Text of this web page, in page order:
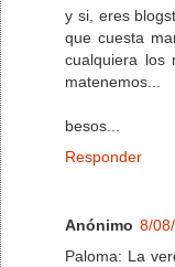
y si, eres
que cuesta
cualquiera los
matenemos...
besos...
Responder
Anónimo 8/
Paloma: La